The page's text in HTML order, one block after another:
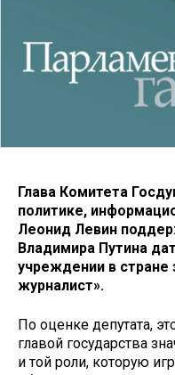
Глава Комитета
политике,
Леонид Левин
Владимира Путина
учреждении в стране
журналист».
По оценке депутата,
главой государства
и той роли, которую